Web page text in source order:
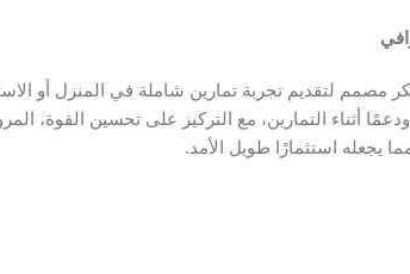
مصمم لتقديم تجربة تمارين شاملة في المنزل أو
ودعمًا أثناء التمارين، مع التركيز على تحسين القوة،
يجعله استثمارًا طويل الأمد.